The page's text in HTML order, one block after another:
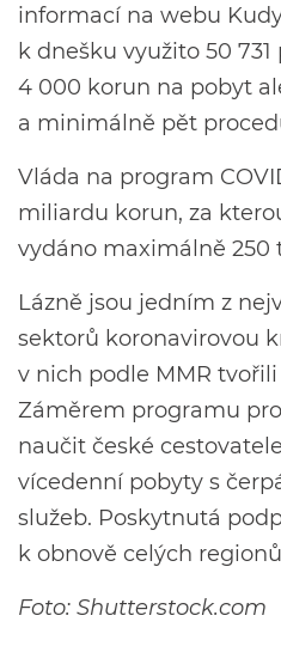
informací na webu
k dnešku využito 50
4 000 korun na pobyt
a minimálně pět
Vláda na program
miliardu korun, za
vydáno maximálně 250
Lázně jsou jedním z
sektorů koronavirovou
v nich podle MMR
Záměrem programu
naučit české
vícedenní pobyty s
služeb. Poskytnutá
k obnově celých
Foto: Shutterstock.com